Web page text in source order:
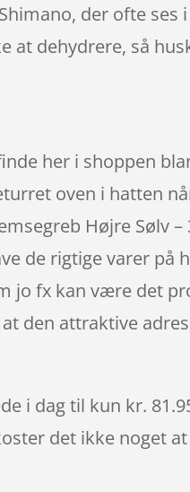
der ofte ses
at dehydrere, så
her i shoppen
oven i hatten
Højre Sølv
de rigtige varer på
jo fx kan være det
den attraktive
i dag til kun kr.
det ikke noget